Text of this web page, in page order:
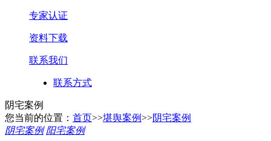
专家认证
资料下载
联系我们
联系方式
阴宅案例
您当前的位置： 首页>>堪舆案例>>阴宅案例
阴宅案例 阳宅案例